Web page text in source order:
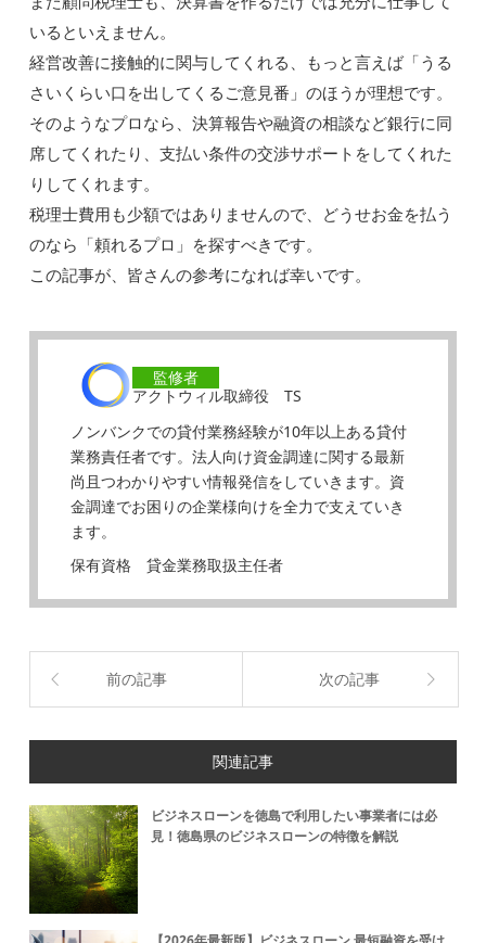
いるといえません。
経営改善に接触的に関与してくれる、もっと言えば「うる
さいくらい口を出してくるご意見番」のほうが理想です。
そのようなプロなら、決算報告や融資の相談など銀行に同
席してくれたり、支払い条件の交渉サポートをしてくれた
りしてくれます。
税理士費用も少額ではありませんので、どうせお金を払う
のなら「頼れるプロ」を探すべきです。
この記事が、皆さんの参考になれば幸いです。
監修者
アクトウィル取締役 TS
ノンバンクでの貸付業務経験が10年以上ある貸付
業務責任者です。法人向け資金調達に関する最新
尚且つわかりやすい情報発信をしていきます。資
金調達でお困りの企業様向けを全力で支えていき
ます。
保有資格 貸金業務取扱主任者
前の記事 次の記事
関連記事
ビジネスローンを徳島で利用したい事業者には必
見！徳島県のビジネスローンの特徴を解説